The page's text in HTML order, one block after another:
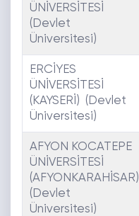
ÜNİVERSİTESİ
(Devlet
Üniversitesi)
ERCİYES
ÜNİVERSİTESİ
(KAYSERİ) (Devlet
Üniversitesi)
AFYON KOCATEPE
ÜNİVERSİTESİ
(AFYONKARAHİSAR)
(Devlet
Üniversitesi)